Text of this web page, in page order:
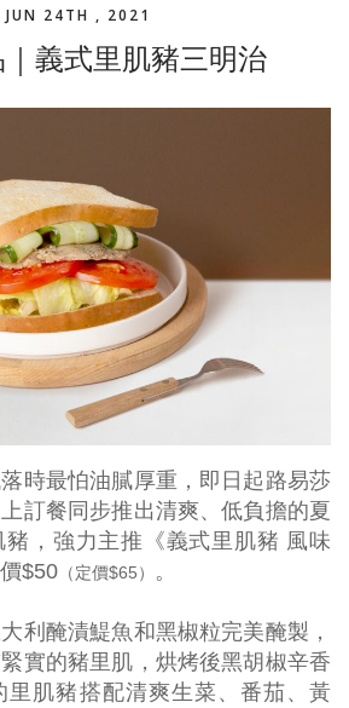
JUN 24TH , 2021
義式里肌豬三明治
時最怕油膩厚重，即日起路易莎
訂餐同步推出清爽、低負擔的夏
，強力主推《義式里肌豬 風味
$50 （定價$65） 。
利醃漬鯷魚和黑椒粒完美醃製，
實的豬里肌，烘烤後黑胡椒辛香
里肌豬搭配清爽生菜、番茄、黃